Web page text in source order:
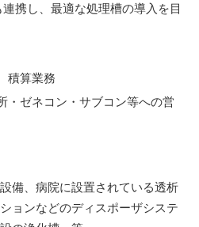
携し、最適な処理槽の導入を目
積算業務
・ゼネコン・サブコン等への営
備、病院に設置されている透析
ョンなどのディスポーザシステ